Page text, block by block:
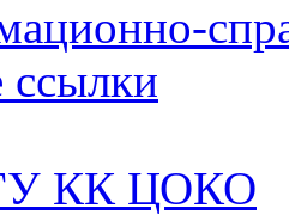
ссылки
КК ЦОКО